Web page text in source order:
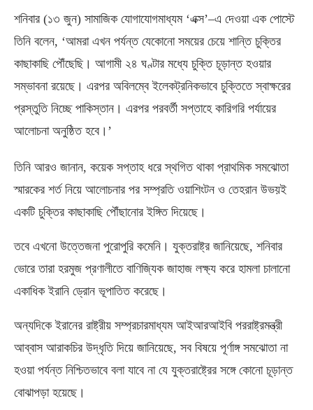
শনিবার (১৩ জুন) সামাজিক যোগাযোগমাধ্যম ‘এক্স’–এ দেওয়া এক পোস্টে
তিনি বলেন, ‘আমরা এখন পর্যন্ত যেকোনো সময়ের চেয়ে শান্তি চুক্তির
কাছাকাছি পৌঁছেছি। আগামী ২৪ ঘণ্টার মধ্যে চুক্তি চূড়ান্ত হওয়ার
সম্ভাবনা রয়েছে। এরপর অবিলম্বে ইলেকট্রনিকভাবে চুক্তিতে স্বাক্ষরের
প্রস্তুতি নিচ্ছে পাকিস্তান। এরপর পরবর্তী সপ্তাহে কারিগরি পর্যায়ের
আলোচনা অনুষ্ঠিত হবে।’
তিনি আরও জানান, কয়েক সপ্তাহ ধরে স্থগিত থাকা প্রাথমিক সমঝোতা
স্মারকের শর্ত নিয়ে আলোচনার পর সম্প্রতি ওয়াশিংটন ও তেহরান উভয়ই
একটি চুক্তির কাছাকাছি পৌঁছানোর ইঙ্গিত দিয়েছে।
তবে এখনো উত্তেজনা পুরোপুরি কমেনি। যুক্তরাষ্ট্র জানিয়েছে, শনিবার
ভোরে তারা হরমুজ প্রণালীতে বাণিজ্যিক জাহাজ লক্ষ্য করে হামলা চালানো
একাধিক ইরানি ড্রোন ভূপাতিত করেছে।
অন্যদিকে ইরানের রাষ্ট্রীয় সম্প্রচারমাধ্যম আইআরআইবি পররাষ্ট্রমন্ত্রী
আব্বাস আরাকচির উদ্ধৃতি দিয়ে জানিয়েছে, সব বিষয়ে পূর্ণাঙ্গ সমঝোতা না
হওয়া পর্যন্ত নিশ্চিতভাবে বলা যাবে না যে যুক্তরাষ্ট্রের সঙ্গে কোনো চূড়ান্ত
বোঝাপড়া হয়েছে।